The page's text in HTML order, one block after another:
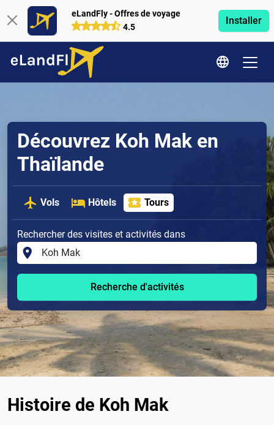
eLandFly - Offres de voyage
4.5
Installer
Découvrez Koh Mak en
Thaïlande
Vols Hôtels Tours
Rechercher des visites et activités dans
Recherche d'activités
Histoire de Koh Mak